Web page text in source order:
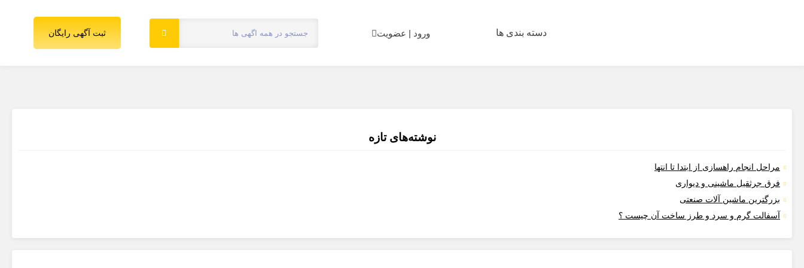
دسته بندی ها ورود | عضویت ثبت آگهی رایگان
نوشته‌های تازه
مراحل انجام راهسازی از ابتدا تا انتها
فرق جرثقیل ماشینی و دیواری
بزرگترین ماشین آلات صنعتی
آسفالت گرم و سرد و طرز ساخت آن چیست ؟